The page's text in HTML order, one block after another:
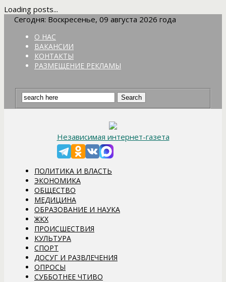
Loading posts...
Сегодня: Воскресенье, 09 августа 2026 года
О НАС
ВАКАНСИИ
КОНТАКТЫ
РАЗМЕЩЕНИЕ РЕКЛАМЫ
Независимая интернет-газета
ПОЛИТИКА И ВЛАСТЬ
ЭКОНОМИКА
ОБЩЕСТВО
МЕДИЦИНА
ОБРАЗОВАНИЕ И НАУКА
ЖКХ
ПРОИСШЕСТВИЯ
КУЛЬТУРА
СПОРТ
ДОСУГ И РАЗВЛЕЧЕНИЯ
ОПРОСЫ
СУББОТНЕЕ ЧТИВО